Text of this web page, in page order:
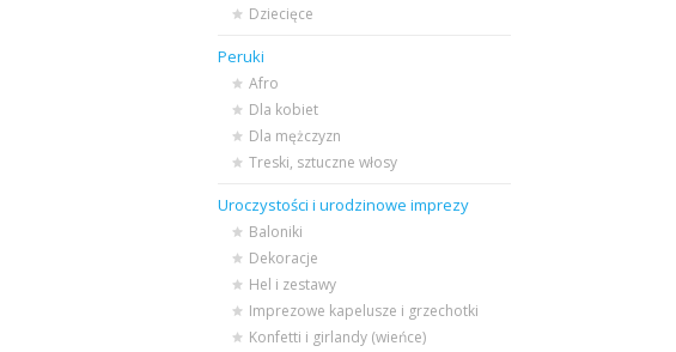
Dziecięce
Peruki
Afro
Dla kobiet
Dla mężczyzn
Treski, sztuczne włosy
Uroczystości i urodzinowe imprezy
Baloniki
Dekoracje
Hel i zestawy
Imprezowe kapelusze i grzechotki
Konfetti i girlandy (wieńce)